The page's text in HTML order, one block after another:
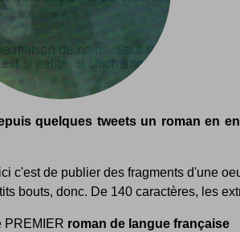
quelques tweets un roman en
c'est de publier des fragments d'une
bouts, donc. De 140 caractères, les
PREMIER roman de langue française